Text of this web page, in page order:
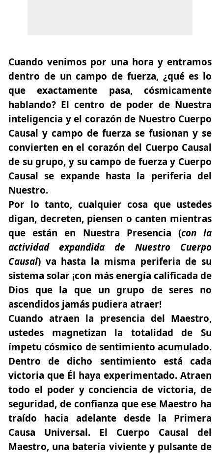
Cuando venimos por una hora y entramos
dentro de un campo de fuerza, ¿qué es lo
que exactamente pasa, cósmicamente
hablando? El centro de poder de Nuestra
inteligencia y el corazón de Nuestro Cuerpo
Causal y campo de fuerza se fusionan y se
convierten en el corazón del Cuerpo Causal
de su grupo, y su campo de fuerza y Cuerpo
Causal se expande hasta la periferia del
Nuestro.
Por lo tanto, cualquier cosa que ustedes
digan, decreten, piensen o canten mientras
que están en Nuestra Presencia (con la
actividad expandida de Nuestro Cuerpo
Causal) va hasta la misma periferia de su
sistema solar ¡con más energía calificada de
Dios que la que un grupo de seres no
ascendidos jamás pudiera atraer!
Cuando atraen la presencia del Maestro,
ustedes magnetizan la totalidad de Su
ímpetu cósmico de sentimiento acumulado.
Dentro de dicho sentimiento está cada
victoria que Él haya experimentado. Atraen
todo el poder y conciencia de victoria, de
seguridad, de confianza que ese Maestro ha
traído hacia adelante desde la Primera
Causa Universal. El Cuerpo Causal del
Maestro, una batería viviente y pulsante de